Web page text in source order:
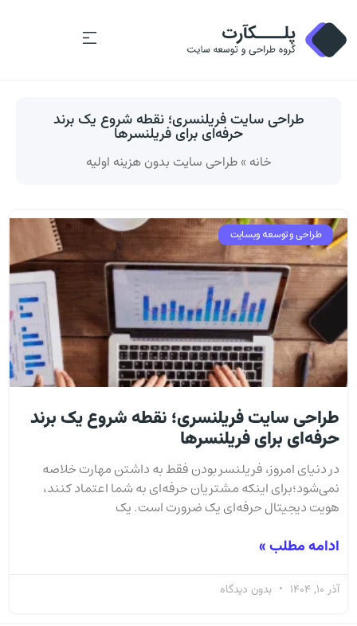
طراحی سایت فریلنسری؛ نقطه شروع یک برند
حرفه‌ای برای فریلنسرها
خانه »طراحی سایت بدون هزینه اولیه
طراحی و توسعه وبسایت
طراحی سایت فریلنسری؛ نقطه شروع یک برند
حرفه‌ای برای فریلنسرها
در دنیای امروز، فریلنسر بودن فقط به داشتن مهارت خلاصه
نمی‌شود؛برای اینکه مشتریان حرفه‌ای به شما اعتماد کنند،
هویت دیجیتال حرفه‌ای یک ضرورت است. یک
ادامه مطلب »
آذر 10, 1404 بدون دیدگاه